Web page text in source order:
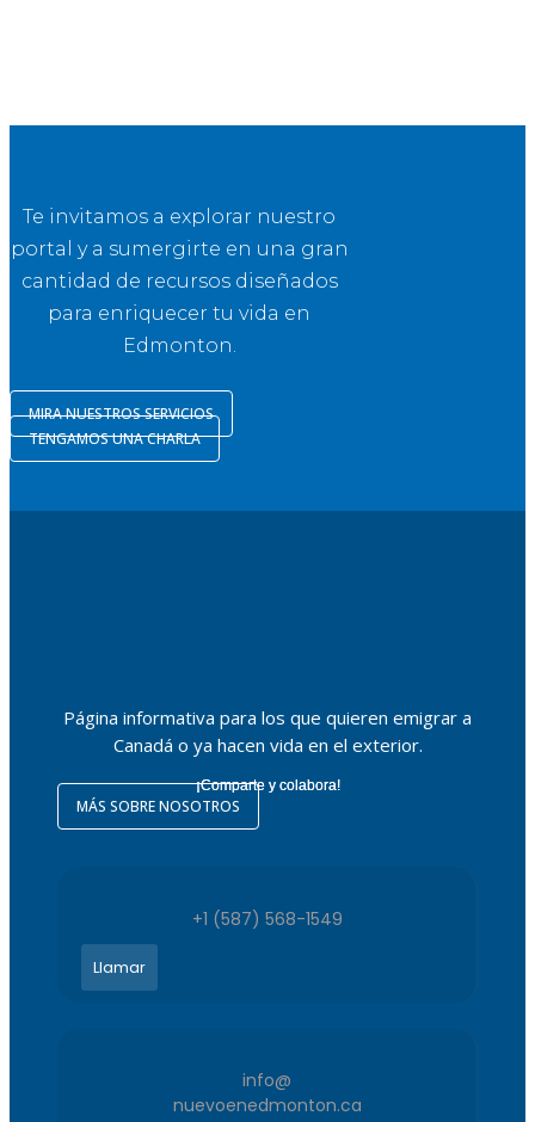
Te invitamos a explorar nuestro
portal y a sumergirte en una gran
cantidad de recursos diseñados
para enriquecer tu vida en
Edmonton.
MIRA NUESTROS SERVICIOS
TENGAMOS UNA CHARLA
Página informativa para los que quieren emigrar a
Canadá o ya hacen vida en el exterior.
¡Comparte y colabora!
MÁS SOBRE NOSOTROS
+1 (587) 568-1549
Llamar
info@
nuevoenedmonton.ca